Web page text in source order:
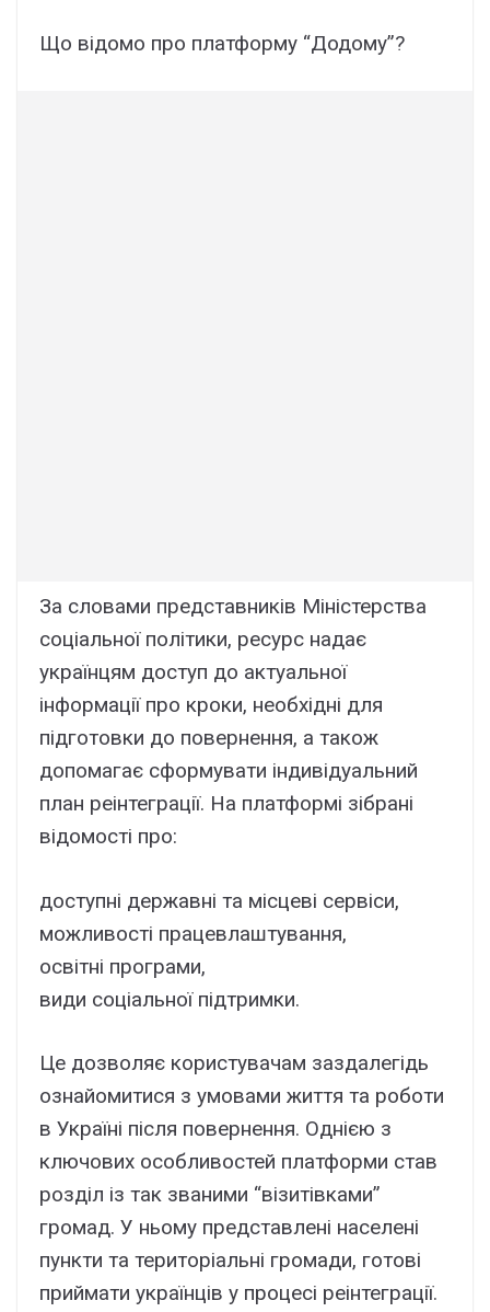
Що відомо про платформу “Додому”?
За словами представників Міністерства
соціальної політики, ресурс надає
українцям доступ до актуальної
інформації про кроки, необхідні для
підготовки до повернення, а також
допомагає сформувати індивідуальний
план реінтеграції. На платформі зібрані
відомості про:
доступні державні та місцеві сервіси,
можливості працевлаштування,
освітні програми,
види соціальної підтримки.
Це дозволяє користувачам заздалегідь
ознайомитися з умовами життя та роботи
в Україні після повернення. Однією з
ключових особливостей платформи став
розділ із так званими “візитівками”
громад. У ньому представлені населені
пункти та територіальні громади, готові
приймати українців у процесі реінтеграції.